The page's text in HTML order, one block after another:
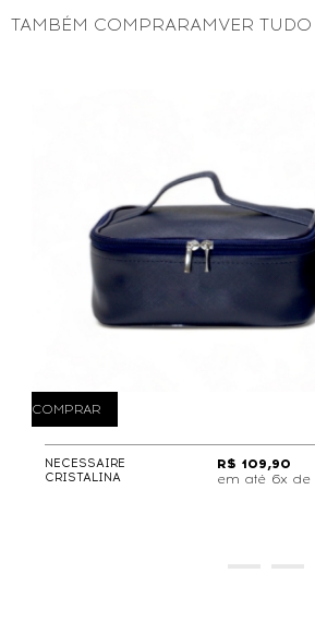
TAMBÉM COMPRARAMVER TUDO
COMPRAR
NECESSAIRE
CRISTALINA
R$ 109,90
6x de